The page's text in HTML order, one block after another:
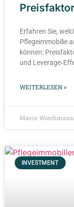
Erfahren Sie,
Pflegeimmobilie
können:
und
WEITERLESEN »
Marco Wiechmann
INVESTMENT